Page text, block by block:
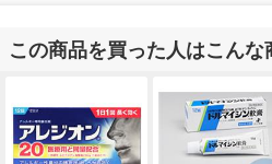
この商品を買った人はこん